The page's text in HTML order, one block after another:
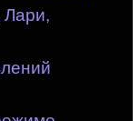
Лари,